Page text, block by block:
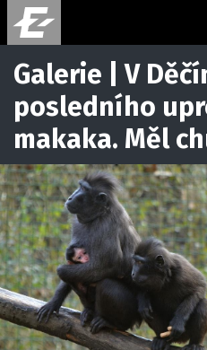
Galerie | V
posledního
makaka. Měl